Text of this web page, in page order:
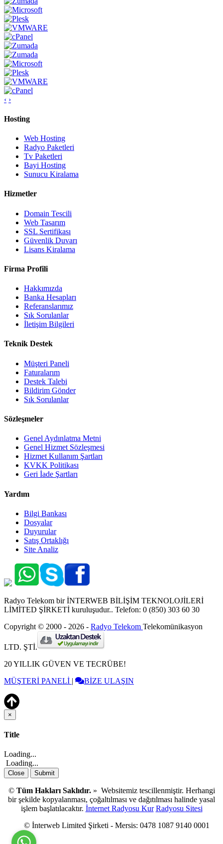
‹ ›
Hosting
Web Hosting
Radyo Paketleri
Tv Paketleri
Bayi Hosting
Sunucu Kiralama
Hizmetler
Domain Tescili
Web Tasarım
SSL Sertifikası
Güvenlik Duvarı
Lisans Kiralama
Firma Profili
Hakkımızda
Banka Hesapları
Referanslarımız
Sık Sorulanlar
İletişim Bilgileri
Teknik Destek
Müşteri Paneli
Faturalarım
Destek Talebi
Bildirim Gönder
Sık Sorulanlar
Sözleşmeler
Genel Aydınlatma Metni
Genel Hizmet Sözleşmesi
Hizmet Kullanım Şartları
KVKK Politikası
Geri İade Şartları
Yardım
Bilgi Bankası
Dosyalar
Duyurular
Satış Ortaklığı
Site Analiz
Radyo Telekom bir İNTERWEB BİLİŞİM TEKNOLOJİLERİ
LİMİTED ŞİRKETİ kuruluşudur.. Telefon: 0 (850) 303 60 30
Copyright © 2000 - 2026 - Radyo Telekom Telekomünikasyon
LTD. ŞTİ.
20 YILLIK GÜVEN VE TECRÜBE!
MÜŞTERİ PANELİ | BİZE ULAŞIN
×
Close
Title
Loading...
Loading...
Close Submit
© Tüm Hakları Saklıdır.» Websitemiz tescillenmiştir. Herhangi
bir şekilde kopyalanması, çoğaltılması ve dağıtılması halinde yasal
işlem başlatılacaktır. İnternet Radyosu Kur Radyosu Sitesi
© İnterweb Limited Şirketi - Mersis: 0478 1087 9140 0001